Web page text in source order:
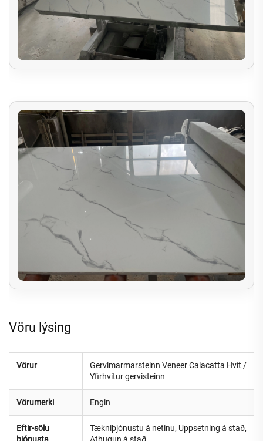
Vöru lýsing
Vörur
Gervimarmarsteinn Veneer Calacatta Hvít /
Yfirhvítur gervisteinn
Vörumerki Engin
Eftir-sölu
Tækniþjónustu á netinu, Uppsetning á stað,